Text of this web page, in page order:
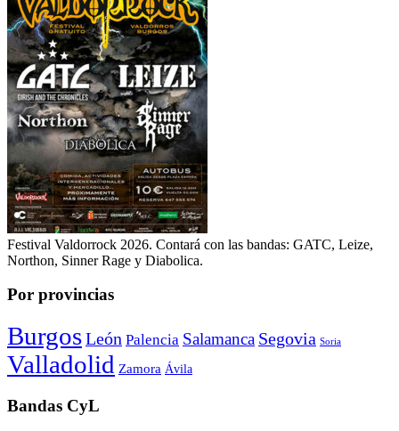
Festival Valdorrock 2026. Contará con las bandas: GATC, Leize,
Northon, Sinner Rage y Diabolica.
Por provincias
BurgosLeón Palencia Salamanca Segovia Soria
Valladolid Zamora Ávila
Bandas CyL